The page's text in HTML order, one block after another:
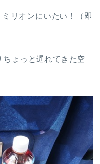
リオンにいたい！（即
ょっと遅れてきた空